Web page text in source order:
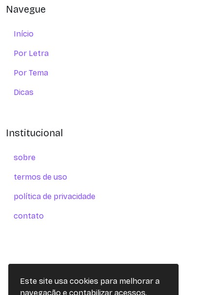
Este site usa cookies para melhorar a
navegação e contabilizar acessos.
Navegue
Início
Por Letra
Por Tema
Dicas
Institucional
sobre
termos de uso
política de privacidade
contato